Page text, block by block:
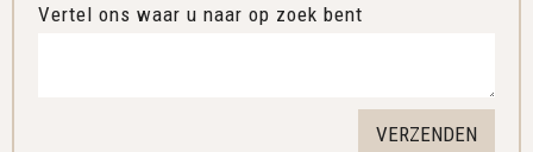
Vertel ons waar u naar op zoek bent